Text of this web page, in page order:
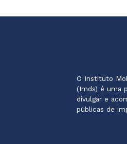
O Instituto
(Imds) é uma
divulgar e
públicas de